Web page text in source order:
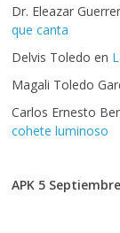
Dr. Eleazar
que canta
Delvis Toledo en
Magali Toledo
Carlos Ernesto
cohete luminoso
APK 5 Septiembre